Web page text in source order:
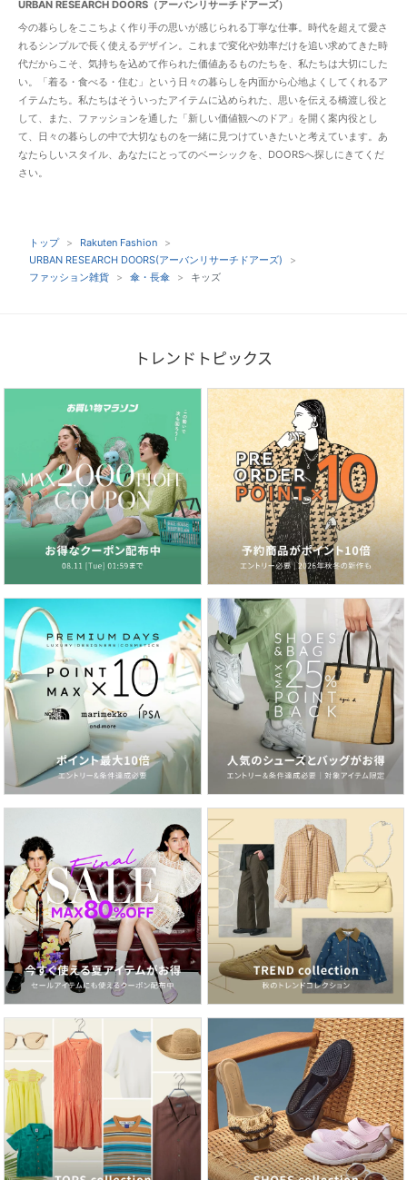
URBAN RESEARCH DOORS（アーバンリサーチドアーズ）
今の暮らしをここちよく作り手の思いが感じられる丁寧な仕事。時代を超えて愛さ
れるシンプルで長く使えるデザイン。これまで変化や効率だけを追い求めてきた時
代だからこそ、気持ちを込めて作られた価値あるものたちを、私たちは大切にした
い。「着る・食べる・住む」という日々の暮らしを内面から心地よくしてくれるア
イテムたち。私たちはそういったアイテムに込められた、思いを伝える橋渡し役と
して、また、ファッションを通した「新しい価値観へのドア」を開く案内役とし
て、日々の暮らしの中で大切なものを一緒に見つけていきたいと考えています。あ
なたらしいスタイル、あなたにとってのベーシックを、DOORSへ探しにきてくだ
さい。
トップ
Rakuten Fashion
URBAN RESEARCH DOORS(アーバンリサーチドアーズ)
ファッション雑貨
傘・長傘 キッズ
トレンドトピックス